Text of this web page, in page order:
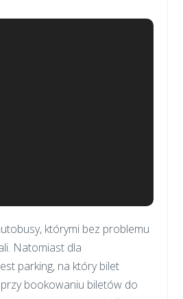
którymi bez problemu
Natomiast dla
parking, na który bilet
bookowaniu biletów do